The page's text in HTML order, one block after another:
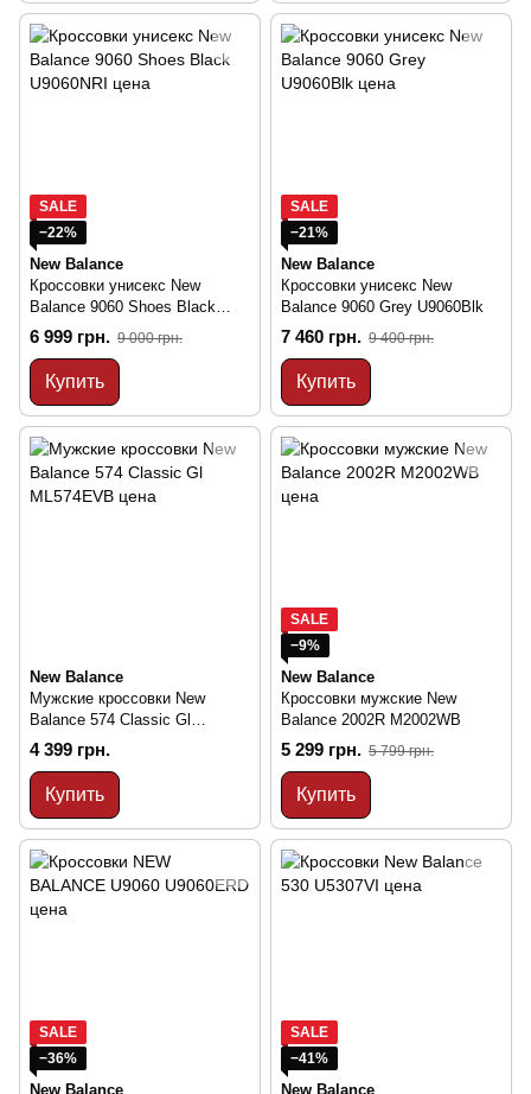
SALE
−22%
New Balance
Кроссовки унисекс New
Balance 9060 Shoes Black
U9060NRI
6 999 грн. 9 000 грн.
Купить
SALE
−21%
New Balance
Кроссовки унисекс New
Balance 9060 Grey U9060Blk
7 460 грн. 9 400 грн.
Купить
New Balance
Мужские кроссовки New
Balance 574 Classic Gl
ML574EVB
4 399 грн.
Купить
SALE
−9%
New Balance
Кроссовки мужские New
Balance 2002R M2002WB
5 299 грн. 5 799 грн.
Купить
SALE
−36%
New Balance
SALE
−41%
New Balance